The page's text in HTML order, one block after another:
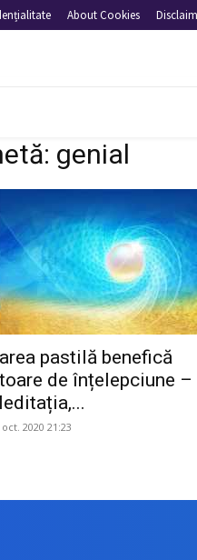
About Cookies
genial
pastilă benefică
de înțelepciune –
oct. 2020 21:23